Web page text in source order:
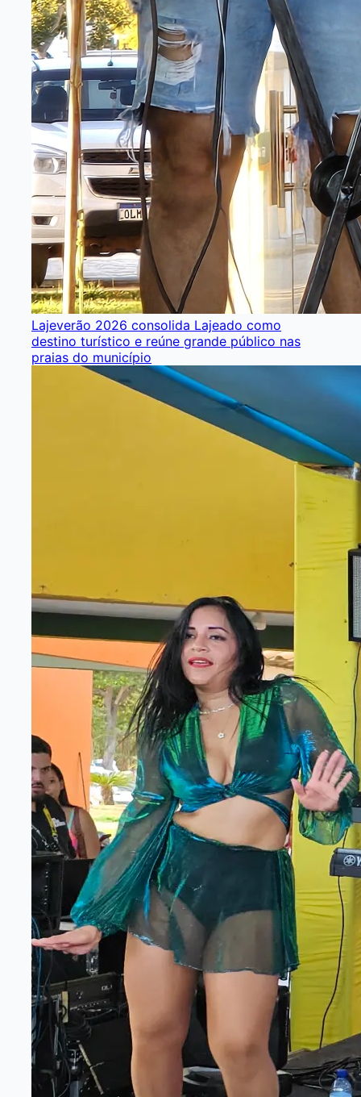
Lajeverão 2026 consolida Lajeado como
destino turístico e reúne grande público nas
praias do município